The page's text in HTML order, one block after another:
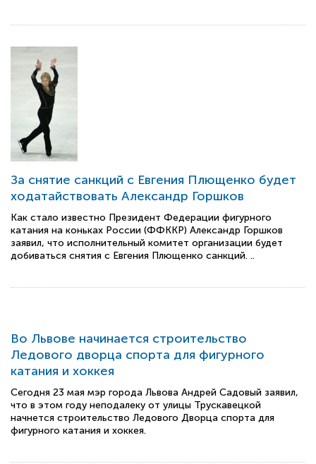
За снятие санкций с Евгения Плющенко будет
ходатайствовать Александр Горшков
Как стало известно Президент Федерации фигурного
катания на коньках России (ФФККР) Александр Горшков
заявил, что исполнительный комитет организации будет
добиваться снятия с Евгения Плющенко санкций. ..
Во Львове начинается строительство
Ледового дворца спорта для фигурного
катания и хоккея
Сегодня 23 мая мэр города Львова Андрей Садовый заявил,
что в этом году неподалеку от улицы Трускавецкой
начнется строительство Ледового Дворца спорта для
фигурного катания и хоккея.